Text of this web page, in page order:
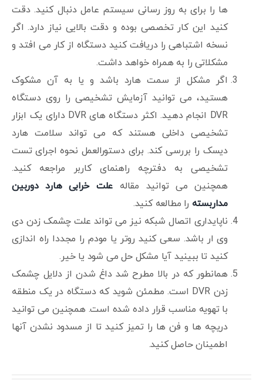
ها را برای به روز رسانی سیستم عامل دنبال کنید. دقت
کنید این کار تخصصی بوده و دقت بالایی نیاز دارد. اگر
نسخه اشتباهی را دریافت کنید دستگاه از کار می افتد و
مشکلاتی را به همراه خواهد داشت.
اگر مشکل از سمت هارد باشد و یا به آن مشکوک
هستید، می توانید آزمایش تشخیصی را روی دستگاه
DVR انجام دهید. اکثر دستگاه های DVR دارای یک ابزار
تشخیصی داخلی هستند که می تواند سلامت هارد
دیسک را بررسی کند. برای دستورالعمل نحوه اجرای تست
تشخیصی به دفترچه راهنمای کاربر مراجعه کنید.
همچنین می توانید مقاله علت خرابی هارد دوربین
مداربسته را مطالعه کنید.
ناپایداری اتصال شبکه نیز می تواند علت چشمک زدن دی
وی ار باشد. سعی کنید روتر یا مودم را مجددا راه اندازی
کنید تا ببینید آیا مشکل حل می شود یا خیر.
همانطور که در بالا مطرح شد داغ شدن از دلایل چشمک
زدن DVR است. مطمئن شوید که دستگاه در یک منطقه
با تهویه مناسب قرار داده شده است. همچنین می توانید
دریچه ها و فن ها را تمیز کنید تا از مسدود نشدن آنها
اطمینان حاصل کنید.